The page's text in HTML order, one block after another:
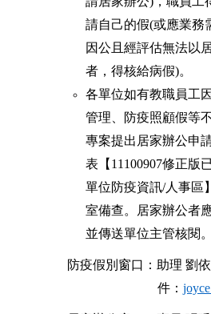
請自己的假(或應業務
因公且經評估無法以
者，得核給病假)。
各單位如有教職員工
管理、防疫照顧假等
專案提出居家辦公申
表【11100907修正版
單位防疫資訊/人事區
室備查。居家辦公者
並傳送單位主管核閱。
防疫假別窗口：助理 劉
件：